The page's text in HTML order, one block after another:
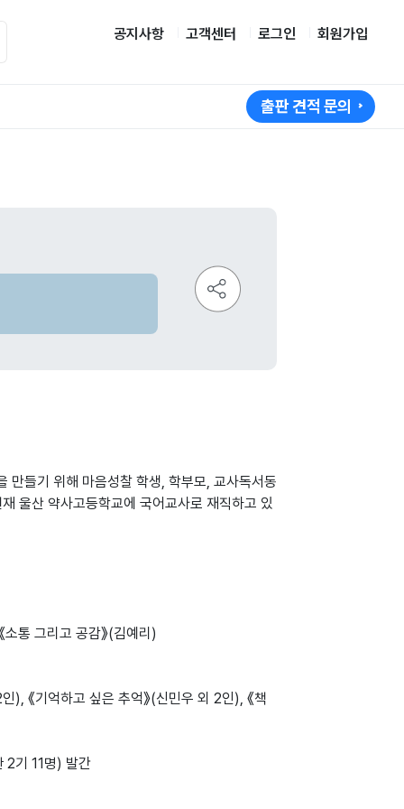
공지사항 고객센터 로그인 회원가입
출판 견적 문의
만들기 위해 마음성찰 학생, 학부모, 교사독서동
울산 약사고등학교에 국어교사로 재직하고 있
통 그리고 공감》(김예리)
), 《기억하고 싶은 추억》(신민우 외 2인), 《책
2기 11명) 발간